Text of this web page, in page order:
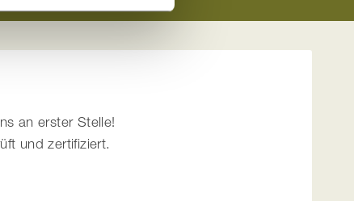
an erster Stelle!
und zertifiziert.